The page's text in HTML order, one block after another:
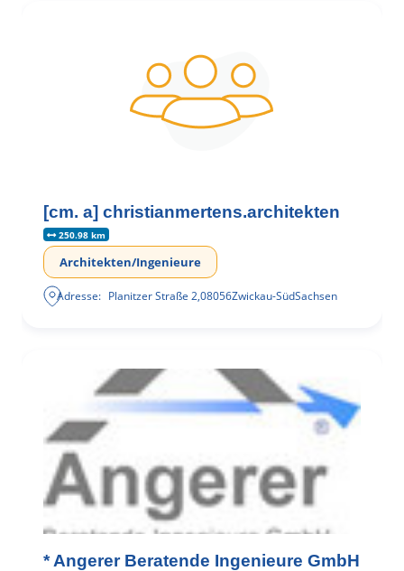
[cm. a] christianmertens.architekten
250.98 km
Architekten/Ingenieure
Adresse: Planitzer Straße 2,08056Zwickau-SüdSachsen
* Angerer Beratende Ingenieure GmbH